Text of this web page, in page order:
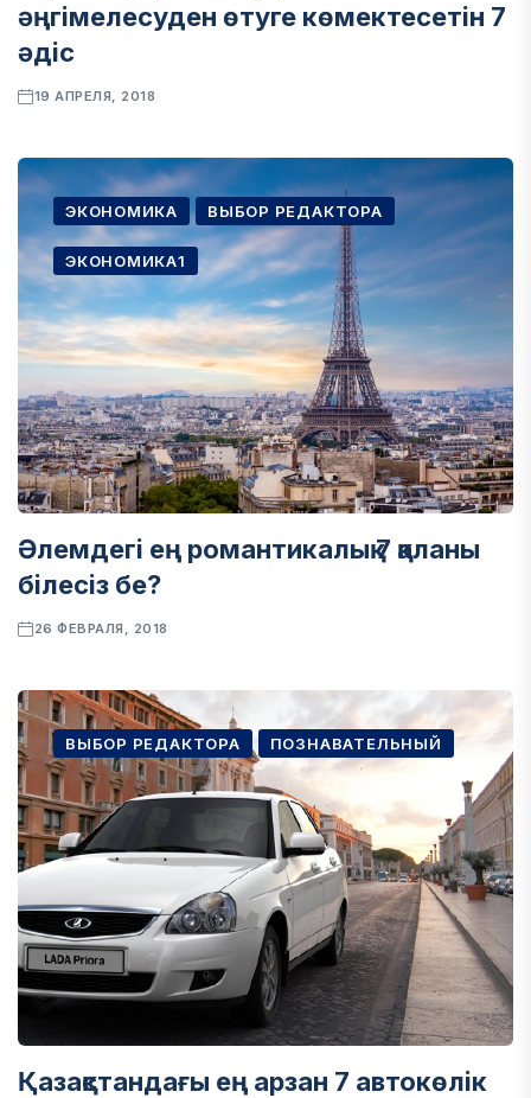
әңгімелесуден өтуге көмектесетін 7
әдіс
19 АПРЕЛЯ, 2018
ЭКОНОМИКА ВЫБОР РЕДАКТОРА
ЭКОНОМИКА1
Әлемдегі ең романтикалық 7 қаланы
білесіз бе?
26 ФЕВРАЛЯ, 2018
ВЫБОР РЕДАКТОРА ПОЗНАВАТЕЛЬНЫЙ
Қазақстандағы ең арзан 7 автокөлік